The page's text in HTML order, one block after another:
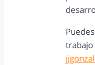
trabajo